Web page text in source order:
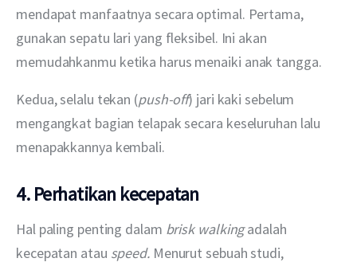
mendapat manfaatnya secara optimal. Pertama,
gunakan sepatu lari yang fleksibel. Ini akan
memudahkanmu ketika harus menaiki anak tangga.
Kedua, selalu tekan (push-off) jari kaki sebelum
mengangkat bagian telapak secara keseluruhan lalu
menapakkannya kembali.
4. Perhatikan kecepatan
Hal paling penting dalam brisk walking adalah
kecepatan atau speed. Menurut sebuah studi,